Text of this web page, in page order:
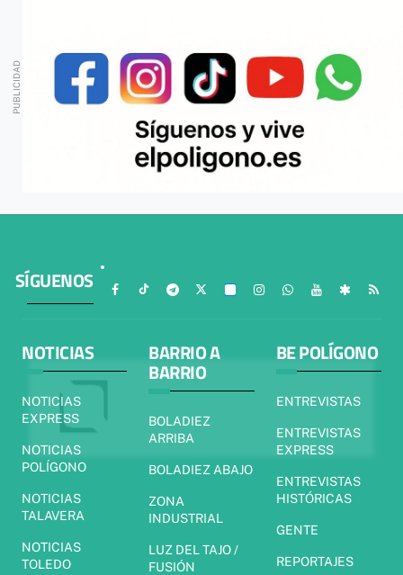
SÍGUENOS
NOTICIAS
NOTICIAS
EXPRESS
NOTICIAS
POLÍGONO
NOTICIAS
TALAVERA
NOTICIAS
TOLEDO
BARRIO A
BARRIO
BOLADIEZ
ARRIBA
BOLADIEZ ABAJO
ZONA
INDUSTRIAL
LUZ DEL TAJO /
FUSIÓN
BE POLÍGONO
ENTREVISTAS
ENTREVISTAS
EXPRESS
ENTREVISTAS
HISTÓRICAS
GENTE
REPORTAJES